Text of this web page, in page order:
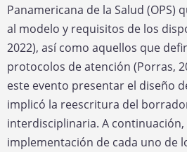
Panamericana de la Salud (OPS)
al modelo y requisitos de los
2022), así como aquellos que
protocolos de atención (Porras,
este evento presentar el diseño
implicó la reescritura del
interdisciplinaria. A continuación,
implementación de cada uno de